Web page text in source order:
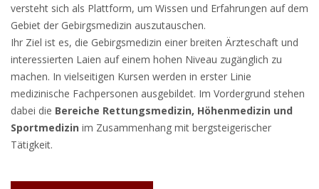
versteht sich als Plattform, um Wissen und Erfahrungen auf dem
Gebiet der Gebirgsmedizin auszutauschen.
Ihr Ziel ist es, die Gebirgsmedizin einer breiten Ärzteschaft und
interessierten Laien auf einem hohen Niveau zugänglich zu
machen. In vielseitigen Kursen werden in erster Linie
medizinische Fachpersonen ausgebildet. Im Vordergrund stehen
dabei die Bereiche Rettungsmedizin, Höhenmedizin und
Sportmedizin im Zusammenhang mit bergsteigerischer
Tätigkeit.